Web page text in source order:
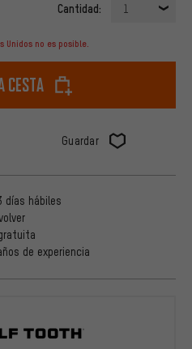
Cantidad: 1
Unidos no es posible.
cesta
Guardar
días hábiles
de experiencia